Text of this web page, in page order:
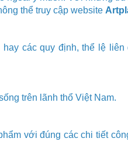
thể truy cập website
các quy định, thể lệ liên
trên lãnh thổ Việt Nam.
với đúng các chi tiết